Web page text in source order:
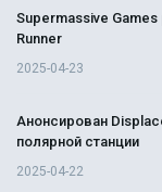
Supermassive
Runner
2025-04-23
Анонсирован
полярной станции
2025-04-22